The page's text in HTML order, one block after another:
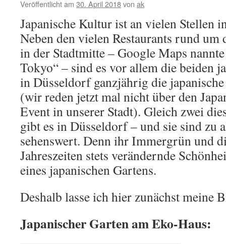
Veröffentlicht am 30. April 2018von ak
Japanische Kultur ist an vielen Stellen
Neben den vielen Restaurants rund
in der Stadtmitte – Google Maps
Tokyo“ – sind es vor allem die beiden
in Düsseldorf ganzjährig die
(wir reden jetzt mal nicht über den
Event in unserer Stadt). Gleich zwei
gibt es in Düsseldorf – und sie sind zu
sehenswert. Denn ihr Immergrün und
Jahreszeiten stets verändernde
eines japanischen Gartens.
Deshalb lasse ich hier zunächst meine
Japanischer Garten am Eko-Haus: